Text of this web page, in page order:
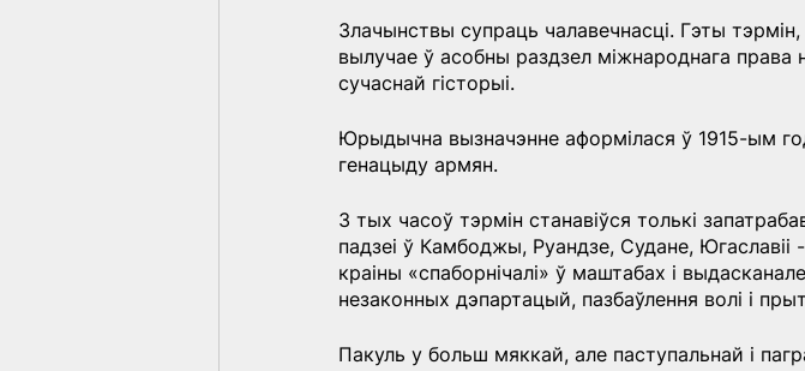
Злачынствы супраць чалавечнасці. Гэты
вылучае ў асобны раздзел міжнароднага
сучаснай гісторыі.
Юрыдычна вызначэнне аформілася ў 1915-ым
генацыду армян.
З тых часоў тэрмін станавіўся толькі
падзеі ў Камбоджы, Руандзе, Судане, Югаславіі
краіны «спаборнічалі» ў маштабах і
незаконных дэпартацый, пазбаўлення волі і
Пакуль у больш мяккай, але паступальнай і